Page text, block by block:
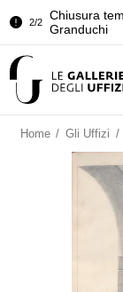
2/2
Chiusura
Granduchi
della Sala
Granduchi
Home / Gli Uffizi /